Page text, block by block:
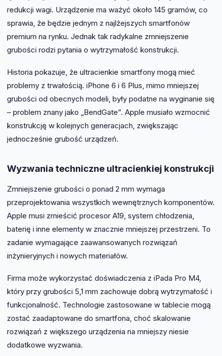
redukcji wagi. Urządzenie ma ważyć około 145 gramów, co
sprawia, że będzie jednym z najlżejszych smartfonów
premium na rynku. Jednak tak radykalne zmniejszenie
grubości rodzi pytania o wytrzymałość konstrukcji.
Historia pokazuje, że ultracienkie smartfony mogą mieć
problemy z trwałością. iPhone 6 i 6 Plus, mimo mniejszej
grubości od obecnych modeli, były podatne na wyginanie się
– problem znany jako „BendGate”. Apple musiało wzmocnić
konstrukcję w kolejnych generacjach, zwiększając
jednocześnie grubość urządzeń.
Wyzwania techniczne ultracienkiej konstrukcji
Zmniejszenie grubości o ponad 2 mm wymaga
przeprojektowania wszystkich wewnętrznych komponentów.
Apple musi zmieścić procesor A19, system chłodzenia,
baterię i inne elementy w znacznie mniejszej przestrzeni. To
zadanie wymagające zaawansowanych rozwiązań
inżynieryjnych i nowych materiałów.
Firma może wykorzystać doświadczenia z iPada Pro M4,
który przy grubości 5,1 mm zachowuje dobrą wytrzymałość i
funkcjonalność. Technologie zastosowane w tablecie mogą
zostać zaadaptowane do smartfona, choć skalowanie
rozwiązań z większego urządzenia na mniejszy niesie
dodatkowe wyzwania.